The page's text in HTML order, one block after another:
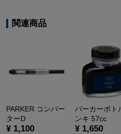
関連商品
PARKER コンバー
ターD
¥ 1,100
パーカーボト
ンキ 57cc
¥ 1,650